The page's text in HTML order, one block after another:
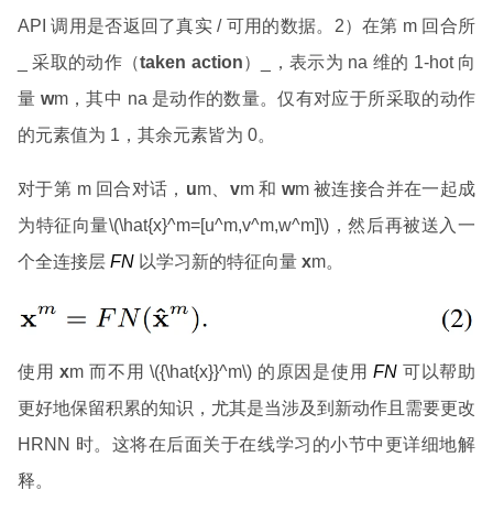
API 调用是否返回了真实 / 可用的数据。2）在第 m 回合所
_ 采取的动作（taken action）_，表示为 na 维的 1-hot 向
量 wm，其中 na 是动作的数量。仅有对应于所采取的动作
的元素值为 1，其余元素皆为 0。
对于第 m 回合对话， um、 vm 和 wm 被连接合并在一起成
为特征向量\(\hat{x}^m=[u^m,v^m,w^m]\)，然后再被送入一
个全连接层 FN 以学习新的特征向量 xm。
使用xm 而不用 \({\hat{x}}^m\) 的原因是使用 FN 可以帮助
更好地保留积累的知识，尤其是当涉及到新动作且需要更改
HRNN 时。这将在后面关于在线学习的小节中更详细地解
释。